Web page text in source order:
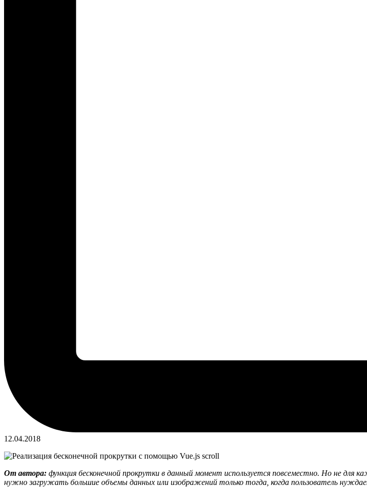
12.04.2018
От автора: функция бесконечной прокрутки в данный момент используется повсеместно. Но не для
нужно загружать большие объемы данных или изображений только тогда, когда пользователь